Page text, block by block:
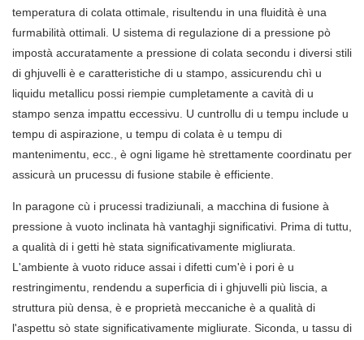
temperatura di colata ottimale, risultendu in una fluidità è una
furmabilità ottimali. U sistema di regulazione di a pressione pò
impostà accuratamente a pressione di colata secondu i diversi stili
di ghjuvelli è e caratteristiche di u stampo, assicurendu chì u
liquidu metallicu possi riempie cumpletamente a cavità di u
stampo senza impattu eccessivu. U cuntrollu di u tempu include u
tempu di aspirazione, u tempu di colata è u tempu di
mantenimentu, ecc., è ogni ligame hè strettamente coordinatu per
assicurà un prucessu di fusione stabile è efficiente.
In paragone cù i prucessi tradiziunali, a macchina di fusione à
pressione à vuoto inclinata hà vantaghji significativi. Prima di tuttu,
a qualità di i getti hè stata significativamente migliurata.
L'ambiente à vuoto riduce assai i difetti cum'è i pori è u
restringimentu, rendendu a superficia di i ghjuvelli più liscia, a
struttura più densa, è e proprietà meccaniche è a qualità di
l'aspettu sò state significativamente migliurate. Siconda, u tassu di